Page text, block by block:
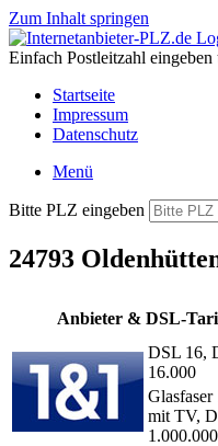
Zum Inhalt springen
Einfach Postleitzahl
Startseite
Impressum
Datenschutz
Menü
Bitte PLZ eingeben
24793
Anbieter & DSL-
DSL 16,
16.000
Glasfaser
mit TV,
1.000.000